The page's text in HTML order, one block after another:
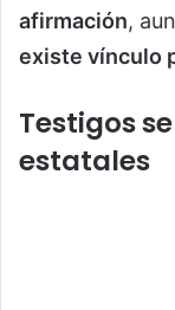
afirmación,
existe vínculo
Testigos
estatales